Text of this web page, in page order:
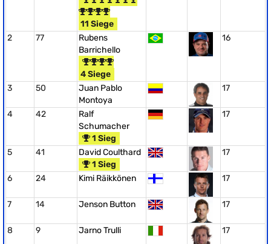
11 Siege
2 77
Rubens
Barrichello
4 Siege
16
3 50
Juan Pablo
Montoya
17
4 42
Ralf
Schumacher
1 Sieg
17
5 41
David Coulthard
1 Sieg
17
6 24 Kimi Räikkönen 17
7 14 Jenson Button 17
8 9 Jarno Trulli 17